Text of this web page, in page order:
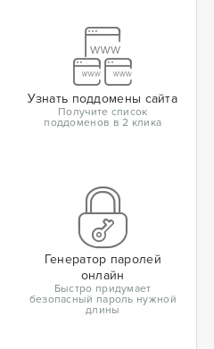
Узнать поддомены сайта
Получите список
поддоменов в 2 клика
Генератор паролей
онлайн
Быстро придумает
безопасный пароль нужной
длины